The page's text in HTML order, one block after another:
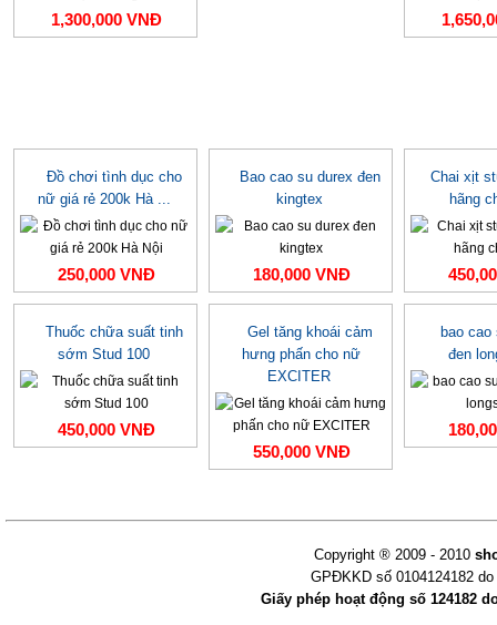
1,300,000 VNĐ
Đồ chơi tình dục cho
nữ giá rẻ 200k Hà ...
250,000 VNĐ
Bao cao su durex đen
kingtex
180,000 VNĐ
Chai xịt
hãng
Thuốc chữa suất tinh
sớm Stud 100
450,000 VNĐ
Gel tăng khoái cảm
hưng phấn cho nữ
EXCITER
550,000 VNĐ
bao
đen
Copyright ® 2009 - 2010
GPĐKKD số 0104124182
Giấy phép hoạt động số 124182